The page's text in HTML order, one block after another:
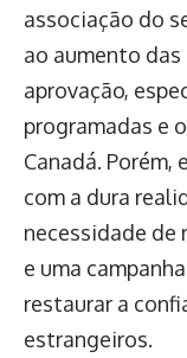
associação do
ao aumento
aprovação,
programadas e
Canadá.
com a dura
necessidade de
e uma
restaurar a
estrangeiros.